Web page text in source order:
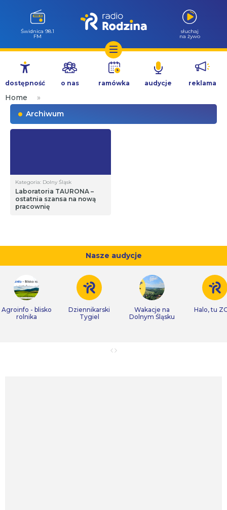
Przejdź
treści
Świdnica 98.1
FM
słuchaj
na żywo
dostępność o nas ramówka audycje reklama
Home
»
Archiwum
Kategoria: Dolny Śląsk
Laboratoria TAURONA –
ostatnia szansa na nową
pracownię
Nasze audycje
Agroinfo - blisko
rolnika
Dziennikarski
Tygiel
Wakacje na
Dolnym Śląsku
Halo, tu